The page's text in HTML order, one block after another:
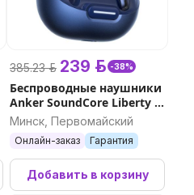
385.23 р. 239 р. -38%
Беспроводные наушники
Anker SoundCore Liberty 4
NC (синий)
Минск, Первомайский
Онлайн-заказ Гарантия
Добавить в корзину